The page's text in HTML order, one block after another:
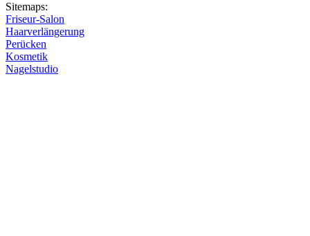
Sitemaps:
Friseur-Salon
Haarverlängerung
Perücken
Kosmetik
Nagelstudio